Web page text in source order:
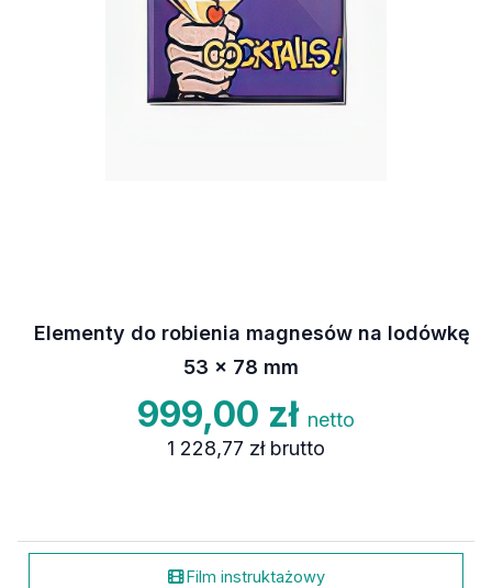
Elementy do robienia magnesów na lodówkę
53 x 78 mm
999,00 zł netto
1 228,77 zł brutto
Film instruktażowy